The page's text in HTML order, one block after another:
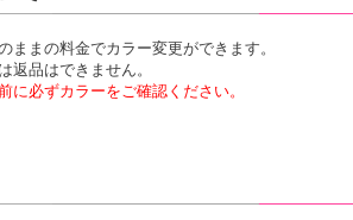
ままの料金でカラー変更ができます。
返品はできません。
に必ずカラーをご確認ください。